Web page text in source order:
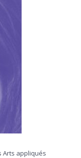
Arts appliqués